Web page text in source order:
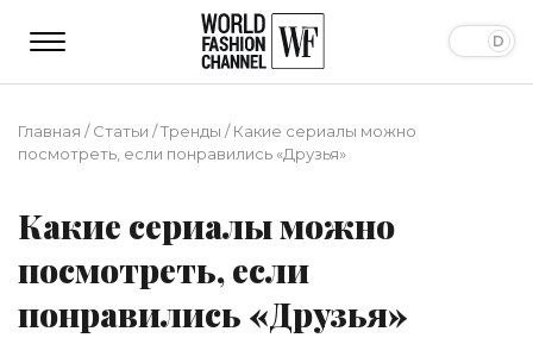
Главная /Статьи /Тренды /Какие сериалы можно
посмотреть, если понравились «Друзья»
Какие сериалы можно
посмотреть, если
понравились «Друзья»